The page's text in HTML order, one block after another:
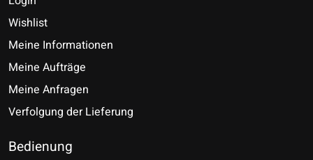
Wishlist
Meine Informationen
Meine Aufträge
Meine Anfragen
Verfolgung der Lieferung
Bedienung